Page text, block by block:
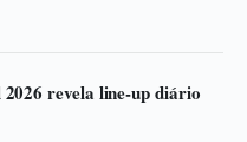
revela line-up diário